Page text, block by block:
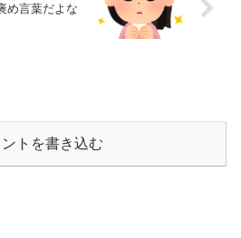
め言葉だよな
ントを書き込む